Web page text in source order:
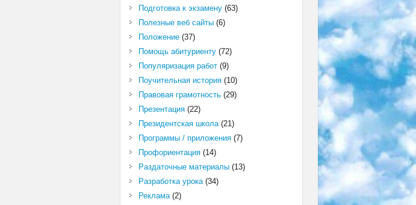
Подготовка к экзамену(63)
Полезные веб сайты(6)
Положение(37)
Помощь абитуриенту(72)
Популяризация работ(9)
Поучительная история(10)
Правовая грамотность(29)
Презентация(22)
Президентская школа(21)
Программы / приложения(7)
Профориентация(14)
Раздаточные материалы(13)
Разработка урока(34)
Реклама(2)